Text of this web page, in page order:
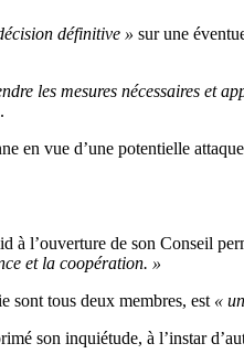
définitive » sur une
les mesures nécessaires et
en vue d’une potentielle
à l’ouverture de son Conseil
et la coopération. »
sont tous deux membres, est «
son inquiétude, à l’instar